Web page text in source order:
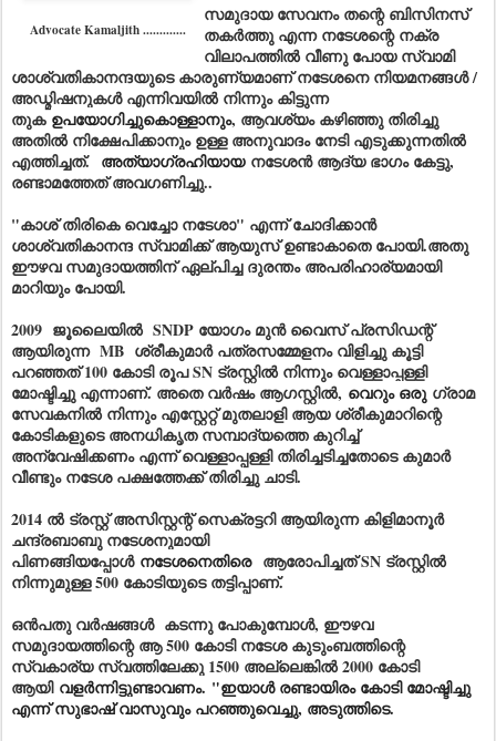
Advocate Kamaljith .............
സമുദായ സേവനം തന്റെ ബിസിനസ്
തകർത്തു എന്ന നടേശന്റെ നക്ര
വിലാപത്തിൽ വീണു പോയ സ്വാമി
ശാശ്വതികാനന്ദയുടെ കാരുണ്യമാണ് നടേശനെ നിയമനങ്ങൾ /
അഡ്മിഷനുകൾ എന്നിവയിൽ നിന്നും കിട്ടുന്ന
തുകഉപയോഗിച്ചുകൊള്ളാനും, ആവശ്യം കഴിഞ്ഞു തിരിച്ചു
അതിൽ നിക്ഷേപിക്കാനും ഉള്ള അനുവാദം നേടി എടുക്കുന്നതിൽ
എത്തിച്ചത്. അത്യാഗ്രഹിയായനടേശൻ ആദ്യ ഭാഗം കേട്ടു,
രണ്ടാമത്തേത് അവഗണിച്ചു..
"കാശ് തിരികെ വെച്ചോ നടേശാ" എന്ന് ചോദിക്കാൻ
ശാശ്വതികാനന്ദ സ്വാമിക്ക് ആയുസ് ഉണ്ടാകാതെ പോയി.അതു
ഈഴവ സമുദായത്തിന് ഏല്പിച്ച ദുരന്തം അപരിഹാര്യമായി
മാറിയും പോയി.
2009 ജൂലൈയിൽ SNDP യോഗം മുൻ വൈസ് പ്രസിഡന്റ്
ആയിരുന്ന MB ശ്രീകുമാർ പത്രസമ്മേളനം വിളിച്ചു കൂട്ടി
പറഞ്ഞത് 100 കോടി രൂപ SN ട്രസ്റ്റിൽ നിന്നും വെള്ളാപ്പള്ളി
മോഷ്ടിച്ചു എന്നാണ്. അതെ വർഷം ആഗസ്റ്റിൽ, വെറും ഒരു ഗ്രാമ
സേവകനിൽ നിന്നും എസ്റ്റേറ്റ് മുതലാളി ആയ ശ്രീകുമാറിന്റെ
കോടികളുടെ അനധികൃത സമ്പാദ്യത്തെ കുറിച്ച്
അന്വേഷിക്കണം എന്ന് വെള്ളാപ്പള്ളി തിരിച്ചടിച്ചതോടെ കുമാർ
വീണ്ടും നടേശ പക്ഷത്തേക്ക് തിരിച്ചു ചാടി.
2014 ൽ ട്രസ്റ്റ് അസിസ്റ്റന്റ് സെക്രട്ടറി ആയിരുന്ന കിളിമാനൂർ
ചന്ദ്രബാബു നടേശനുമായി
പിണങ്ങിയപ്പോൾ നടേശനെതിരെ ആരോപിച്ചത് SN ട്രസ്റ്റിൽ
നിന്നുമുള്ള 500 കോടിയുടെ തട്ടിപ്പാണ്.
ഒൻപതു വർഷങ്ങൾ കടന്നു പോകുമ്പോൾ, ഈഴവ
സമുദായത്തിന്റെ ആ 500 കോടി നടേശ കുടുംബത്തിന്റെ
സ്വകാര്യ സ്വത്തിലേക്കു 1500 അല്ലെങ്കിൽ 2000 കോടി
ആയി വളർന്നിട്ടുണ്ടാവണം. "ഇയാൾ രണ്ടായിരം കോടി മോഷ്ടിച്ചു
എന്ന് സുഭാഷ് വാസുവും പറഞ്ഞുവെച്ചു, അടുത്തിടെ.